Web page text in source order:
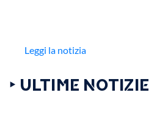
Leggi la notizia
‣ ULTIME NOTIZIE